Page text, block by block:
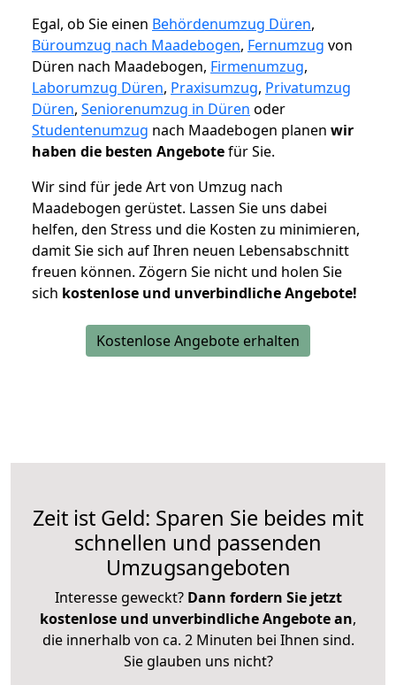
Egal, ob Sie einen Behördenumzug Düren,
Büroumzug nach Maadebogen, Fernumzug von
Düren nach Maadebogen, Firmenumzug,
Laborumzug Düren, Praxisumzug, Privatumzug
Düren, Seniorenumzug in Düren oder
Studentenumzug nach Maadebogen planen wir
haben die besten Angebotefür Sie.
Wir sind für jede Art von Umzug nach
Maadebogen gerüstet. Lassen Sie uns dabei
helfen, den Stress und die Kosten zu minimieren,
damit Sie sich auf Ihren neuen Lebensabschnitt
freuen können. Zögern Sie nicht und holen Sie
sich kostenlose und unverbindliche Angebote!
Kostenlose Angebote erhalten
Zeit ist Geld: Sparen Sie beides mit
schnellen und passenden
Umzugsangeboten
Interesse geweckt? Dann fordern Sie jetzt
kostenlose und unverbindliche Angebote an,
die innerhalb von ca. 2 Minuten bei Ihnen sind.
Sie glauben uns nicht?